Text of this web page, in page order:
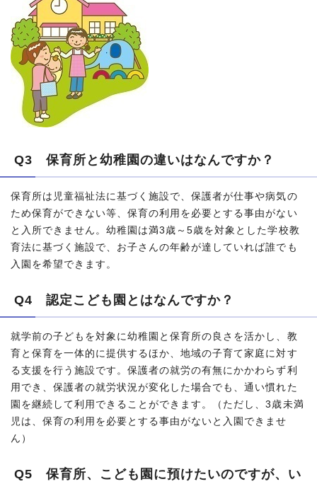
Q3 保育所と幼稚園の違いはなんですか？
保育所は児童福祉法に基づく施設で、保護者が仕事や病気の
ため保育ができない等、保育の利用を必要とする事由がない
と入所できません。幼稚園は満3歳～5歳を対象とした学校教
育法に基づく施設で、お子さんの年齢が達していれば誰でも
入園を希望できます。
Q4 認定こども園とはなんですか？
就学前の子どもを対象に幼稚園と保育所の良さを活かし、教
育と保育を一体的に提供するほか、地域の子育て家庭に対す
る支援を行う施設です。保護者の就労の有無にかかわらず利
用でき、保護者の就労状況が変化した場合でも、通い慣れた
園を継続して利用できることができます。（ただし、3歳未満
児は、保育の利用を必要とする事由がないと入園できませ
ん）
Q5 保育所、こども園に預けたいのですが、い